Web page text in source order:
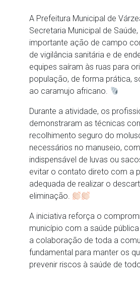
A Prefeitura Municipal de
Secretaria Municipal de
importante ação de campo
de vigilância sanitária e de
equipes saíram às ruas para
população, de forma prática,
ao caramujo africano.
Durante a atividade, os
demonstraram as técnicas
recolhimento seguro do
necessários no manuseio,
indispensável de luvas ou
evitar o contato direto com a
adequada de realizar o
eliminação.
A iniciativa reforça o
município com a saúde
a colaboração de toda a
fundamental para manter os
prevenir riscos à saúde de